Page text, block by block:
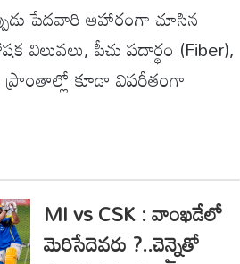
పేదవారి ఆహారంగా చూసిన
విలువలు, పీచు పదార్థం (Fiber),
ప్రాంతాల్లో కూడా విపరీతంగా
MI vs CSK : వాంఖడేలో
మెరిసేదెవరు ?..చెన్నైతో